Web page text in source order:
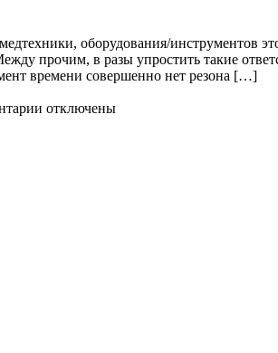
оборудования/инструментов
прочим, в разы упростить такие
времени совершенно нет резона […]
отключены